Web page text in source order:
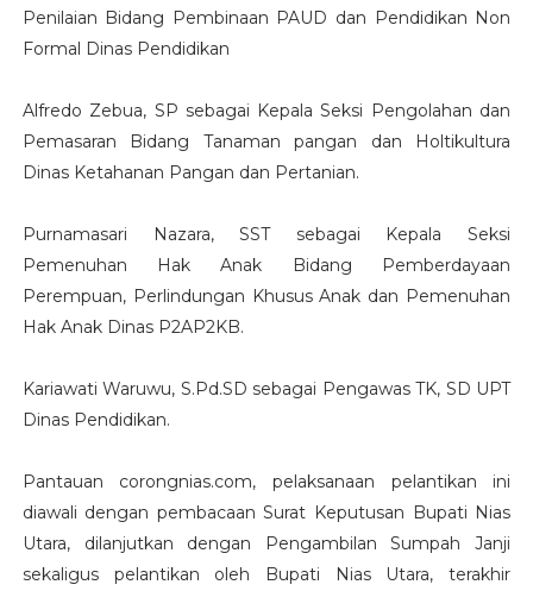
Penilaian Bidang Pembinaan PAUD dan Pendidikan Non
Formal Dinas Pendidikan
Alfredo Zebua, SP sebagai Kepala Seksi Pengolahan dan
Pemasaran Bidang Tanaman pangan dan Holtikultura
Dinas Ketahanan Pangan dan Pertanian.
Purnamasari Nazara, SST sebagai Kepala Seksi
Pemenuhan Hak Anak Bidang Pemberdayaan
Perempuan, Perlindungan Khusus Anak dan Pemenuhan
Hak Anak Dinas P2AP2KB.
Kariawati Waruwu, S.Pd.SD sebagai Pengawas TK, SD UPT
Dinas Pendidikan.
Pantauan corongnias.com, pelaksanaan pelantikan ini
diawali dengan pembacaan Surat Keputusan Bupati Nias
Utara, dilanjutkan dengan Pengambilan Sumpah Janji
sekaligus pelantikan oleh Bupati Nias Utara, terakhir